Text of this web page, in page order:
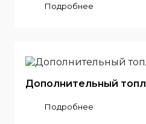
Подробнее
Дополнительный
Подробнее